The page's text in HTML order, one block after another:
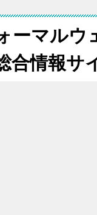
ーマル
合情報サ